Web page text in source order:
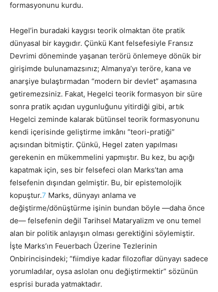
formasyonunu kurdu.
Hegel’in buradaki kaygısı teorik olmaktan öte pratik
dünyasal bir kaygıdır. Çünkü Kant felsefesiyle Fransız
Devrimi döneminde yaşanan terörü önlemeye dönük bir
girişimde bulunamazsınız; Almanya’yı teröre, kana ve
anarşiye bulaştırmadan “modern bir devlet” aşamasına
getiremezsiniz. Fakat, Hegelci teorik formasyon bir süre
sonra pratik açıdan uygunluğunu yitirdiği gibi, artık
Hegelci zeminde kalarak bütünsel teorik formasyonunu
kendi içerisinde geliştirme imkânı “teori-pratiği”
açısından bitmiştir. Çünkü, Hegel zaten yapılması
gerekenin en mükemmelini yapmıştır. Bu kez, bu açığı
kapatmak için, ses bir felsefeci olan Marks’tan ama
felsefenin dışından gelmiştir. Bu, bir epistemolojik
kopuştur.7 Marks, dünyayı anlama ve
değiştirme/dönüştürme işinin bundan böyle —daha önce
de— felsefenin değil Tarihsel Mataryalizm ve onu temel
alan bir politik anlayışın olması gerektiğini söylemiştir.
İşte Marks’ın Feuerbach Üzerine Tezlerinin
Onbirincisindeki; “ﬁimdiye kadar filozoflar dünyayı sadece
yorumladılar, oysa aslolan onu değiştirmektir” sözünün
esprisi burada yatmaktadır.